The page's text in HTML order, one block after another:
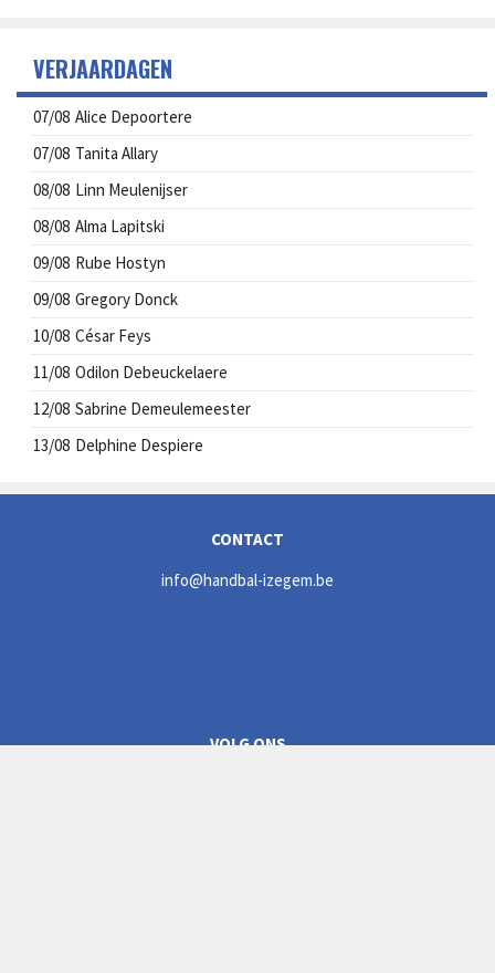
VERJAARDAGEN
07/08 Alice Depoortere
07/08 Tanita Allary
08/08 Linn Meulenijser
08/08 Alma Lapitski
09/08 Rube Hostyn
09/08 Gregory Donck
10/08 César Feys
11/08 Odilon Debeuckelaere
12/08 Sabrine Demeulemeester
13/08 Delphine Despiere
CONTACT
info@handbal-izegem.be
VOLG ONS